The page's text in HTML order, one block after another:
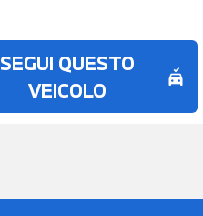
SEGUI QUESTO
VEICOLO
no_crash